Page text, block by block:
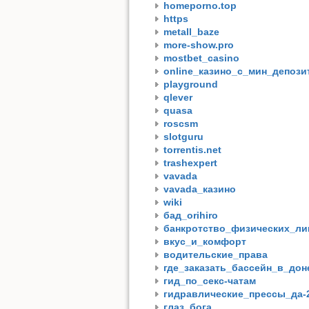
homeporno.top
https
metall_baze
more-show.pro
mostbet_casino
playground
qlever
quasa
roscsm
slotguru
torrentis.net
trashexpert
vavada
vavada_казино
wiki
бад_orihiro
вкус_и_комфорт
водительские_права
гид_по_секс-чатам
гидравлические_прессы_да-
глаз_бога